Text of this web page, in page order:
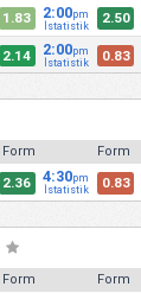
1.83 2:00pm
İstatistik
2.50
2.14 2:00pm
İstatistik
0.83
Form Form
2.36 4:30pm
İstatistik
0.83
Form Form